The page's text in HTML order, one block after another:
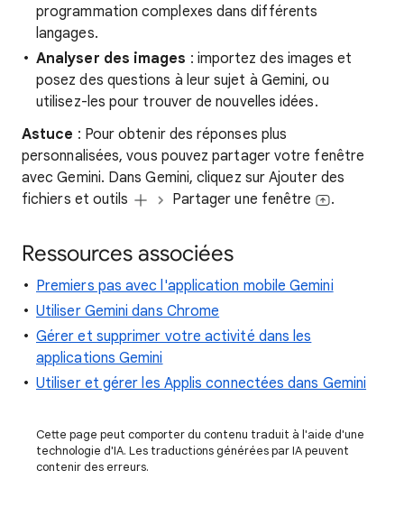
programmation complexes dans différents
langages.
Analyser des images : importez des images et
posez des questions à leur sujet à Gemini, ou
utilisez-les pour trouver de nouvelles idées.
Astuce : Pour obtenir des réponses plus
personnalisées, vous pouvez partager votre fenêtre
avec Gemini. Dans Gemini, cliquez sur Ajouter des
fichiers et outils
Partager une fenêtre .
Ressources associées
Premiers pas avec l'application mobile Gemini
Utiliser Gemini dans Chrome
Gérer et supprimer votre activité dans les
applications Gemini
Utiliser et gérer les Applis connectées dans Gemini
Cette page peut comporter du contenu traduit à l'aide d'une
technologie d'IA. Les traductions générées par IA peuvent
contenir des erreurs.